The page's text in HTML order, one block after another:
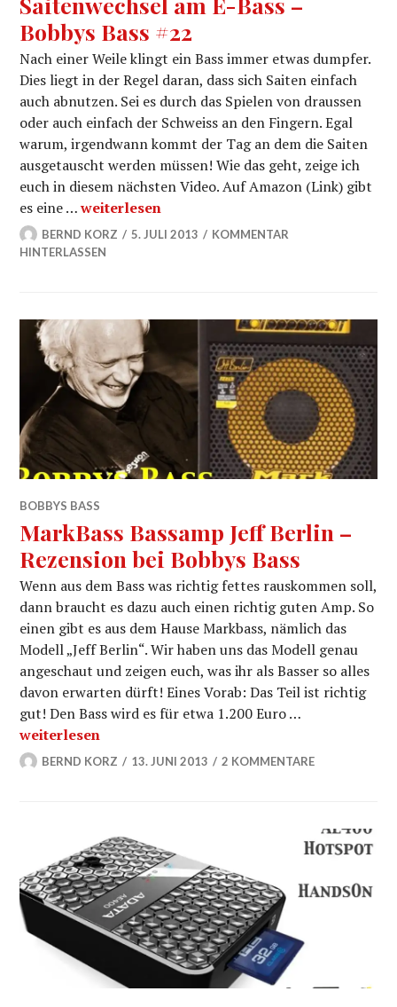
Bobbys Bass #22
Nach einer Weile klingt ein Bass immer etwas dumpfer.
Dies liegt in der Regel daran, dass sich Saiten einfach
auch abnutzen. Sei es durch das Spielen von draussen
oder auch einfach der Schweiss an den Fingern. Egal
warum, irgendwann kommt der Tag an dem die Saiten
ausgetauscht werden müssen! Wie das geht, zeige ich
euch in diesem nächsten Video. Auf Amazon (Link) gibt
es eine …Saitenwechsel am E-Bass – Bobbys Bass #22
weiterlesen
BERND KORZ 5. JULI 2013
KOMMENTAR
HINTERLASSEN
BOBBYS BASS
MarkBass Bassamp Jeff Berlin –
Rezension bei Bobbys Bass
Wenn aus dem Bass was richtig fettes rauskommen soll,
dann braucht es dazu auch einen richtig guten Amp. So
einen gibt es aus dem Hause Markbass, nämlich das
Modell „Jeff Berlin“. Wir haben uns das Modell genau
angeschaut und zeigen euch, was ihr als Basser so alles
davon erwarten dürft! Eines Vorab: Das Teil ist richtig
gut! Den Bass wird es für etwa 1.200 Euro …
MarkBass Bassamp Jeff Berlin – Rezension bei Bobbys
weiterlesen
BERND KORZ 13. JUNI 2013 2 KOMMENTARE